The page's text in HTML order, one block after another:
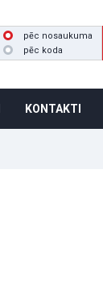
pēc nosaukuma
pēc koda
KONTAKTI